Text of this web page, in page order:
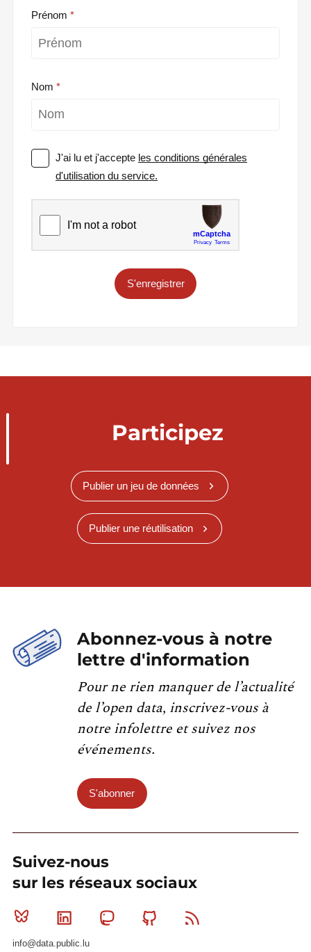
Prénom
Nom
J'ai lu et j'accepte les conditions générales
d'utilisation du service.
S'enregistrer
Participez
Publier un jeu de données
Publier une réutilisation
Abonnez-vous à notre
lettre d'information
Pour ne rien manquer de l’actualité
de l’open data, inscrivez-vous à
notre infolettre et suivez nos
événements.
S'abonner
Suivez-nous
sur les réseaux sociaux
Bluesky Linkedin MastodonGithub
info@data.public.lu